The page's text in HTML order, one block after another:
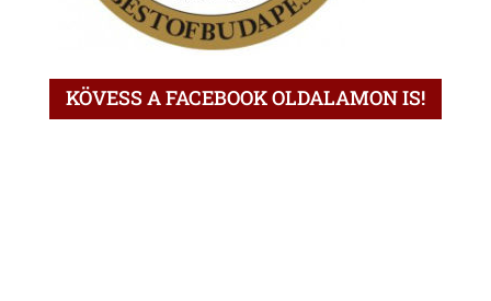
KÖVESS A FACEBOOK OLDALAMON IS!